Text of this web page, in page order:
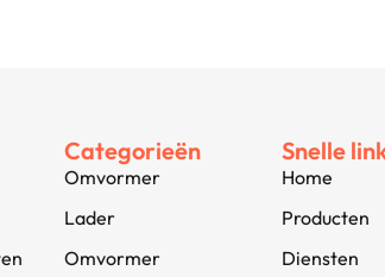
Categorieën
Omvormer
Lader
Omvormer
Snelle
Home
Producten
Diensten